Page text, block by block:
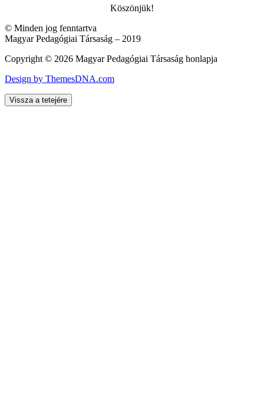
Köszönjük!
© Minden jog fenntartva
Magyar Pedagógiai Társaság – 2019
Copyright © 2026 Magyar Pedagógiai Társaság honlapja
Design by ThemesDNA.com
Vissza a tetejére